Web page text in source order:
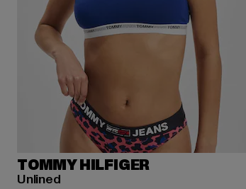
TOMMY HILFIGER
Unlined